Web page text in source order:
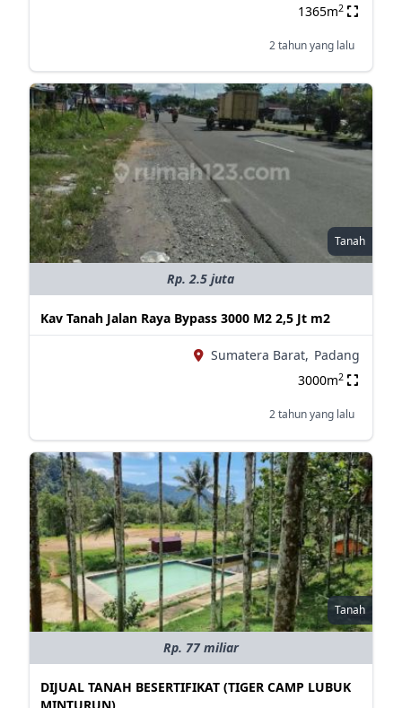
1365m2
2 tahun yang lalu
Tanah
Rp. 2.5 juta
Kav Tanah Jalan Raya Bypass 3000 M2 2,5 Jt m2
Sumatera Barat, Padang
3000m2
2 tahun yang lalu
Tanah
Rp. 77 miliar
DIJUAL TANAH BESERTIFIKAT (TIGER CAMP LUBUK